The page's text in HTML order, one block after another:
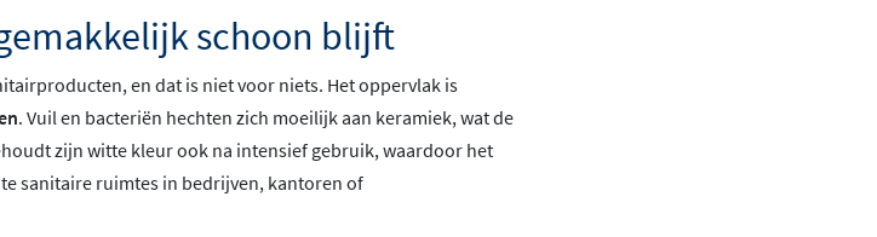
schoon blijft
en dat is niet voor niets. Het oppervlak is
. Vuil en bacteriën hechten zich moeilijk aan keramiek, wat de
zijn witte kleur ook na intensief gebruik, waardoor het
sanitaire ruimtes in bedrijven, kantoren of